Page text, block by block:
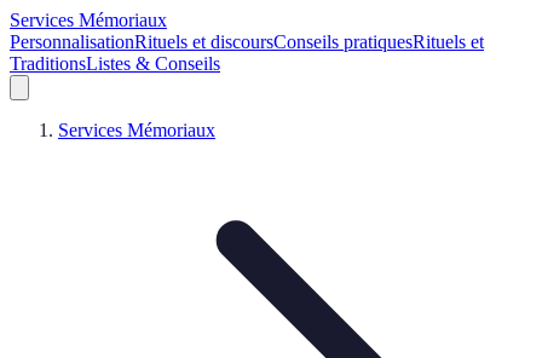
Services Mémoriaux
PersonnalisationRituels et discoursConseils pratiquesRituels et
TraditionsListes & Conseils
Services Mémoriaux